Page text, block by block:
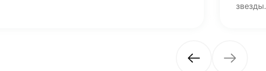
звезды.